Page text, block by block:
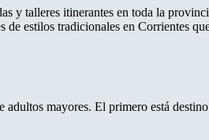
y talleres itinerantes en toda la
estilos tradicionales en Corrientes
mayores. El primero está